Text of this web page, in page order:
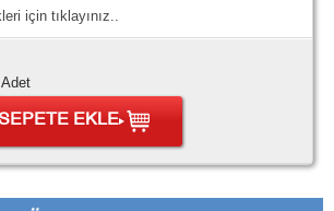
için tıklayınız..
Adet
EKLE